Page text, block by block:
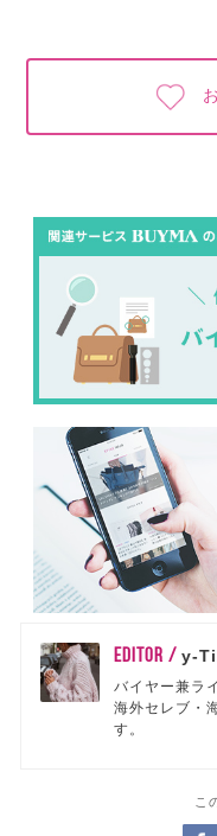
EDITOR /y-
バイヤー兼ラ
海外セレブ・
す。
こ